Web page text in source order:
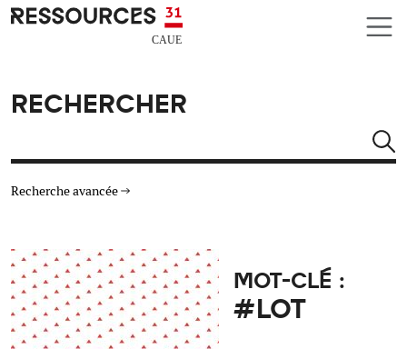
Aller au contenu principal
CAUE RESSOURCES 31
RECHERCHER
Recherche avancée
TYPE DE RESSOURCES
MATÉRIAUX
MOT-CLÉ :
#LOT